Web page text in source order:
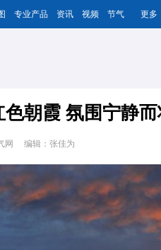
专业产品 资讯 视频 节气 更多
朝霞 氛围宁静
网 编辑：张佳为